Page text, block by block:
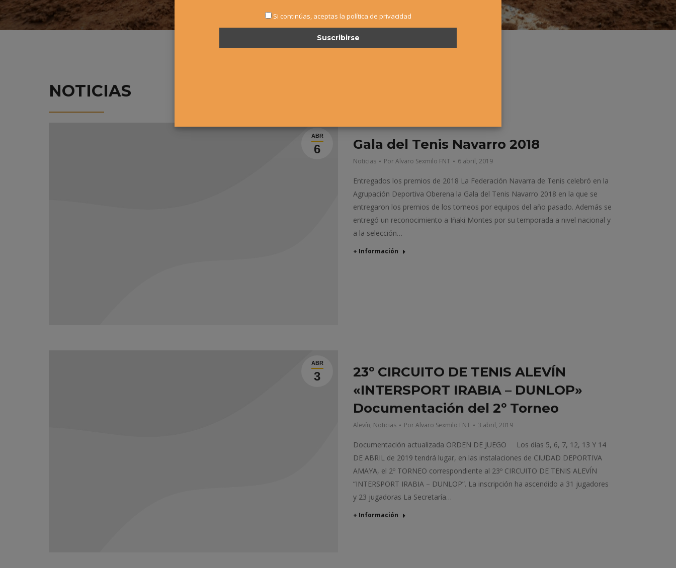
NOTICIAS
ABR
6 Gala del Tenis Navarro 2018
Noticias PorAlvaro Sexmilo FNT 6 abril, 2019
Entregados los premios de 2018 La Federación Navarra de Tenis celebró en la
Agrupación Deportiva Oberena la Gala del Tenis Navarro 2018 en la que se
entregaron los premios de los torneos por equipos del año pasado. Además se
entregó un reconocimiento a Iñaki Montes por su temporada a nivel nacional y
a la selección…
+ Información
ABR
3
23º CIRCUITO DE TENIS ALEVÍN
«INTERSPORT IRABIA – DUNLOP»
Documentación del 2º Torneo
Alevín, Noticias PorAlvaro Sexmilo FNT 3 abril, 2019
Documentación actualizada ORDEN DE JUEGO Los días 5, 6, 7, 12, 13 Y 14
DE ABRIL de 2019 tendrá lugar, en las instalaciones de CIUDAD DEPORTIVA
AMAYA, el 2º TORNEO correspondiente al 23º CIRCUITO DE TENIS ALEVÍN
“INTERSPORT IRABIA – DUNLOP”. La inscripción ha ascendido a 31 jugadores
y 23 jugadoras La Secretaría…
+ Información
Si continúas, aceptas la política de privacidad